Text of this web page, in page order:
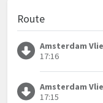
Route
Amsterdam
17:16
Amsterdam
17:15